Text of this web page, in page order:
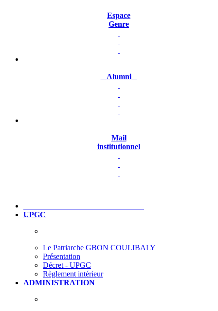
Espace
Genre
Alumni
Mail
institutionnel
UPGC
Le Patriarche GBON COULIBALY
Présentation
Décret - UPGC
Règlement intérieur
ADMINISTRATION